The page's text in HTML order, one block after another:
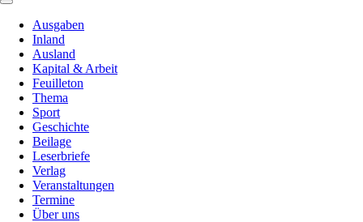
Ausgaben
Inland
Ausland
Kapital & Arbeit
Feuilleton
Thema
Sport
Geschichte
Beilage
Leserbriefe
Verlag
Veranstaltungen
Termine
Über uns